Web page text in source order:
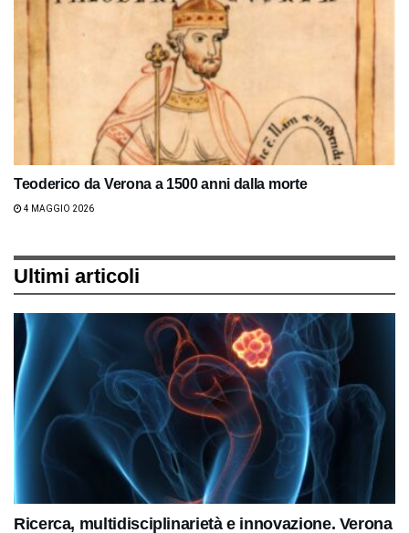
Teoderico da Verona a 1500 anni dalla morte
4 MAGGIO 2026
Ultimi articoli
Ricerca, multidisciplinarietà e innovazione. Verona